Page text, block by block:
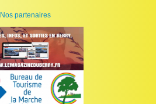
Nos partenaires